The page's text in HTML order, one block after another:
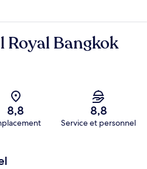
Royal Bangkok
8,8 8,8
Service et personnel